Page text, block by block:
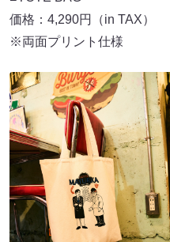
価格：4,290円（in TAX）
※両面プリント仕様